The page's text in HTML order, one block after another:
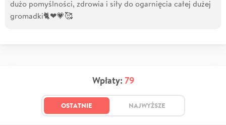
dużo pomyślności, zdrowia i siły do ogarnięcia całej dużej
gromadki🐈❤💗🥰
Wpłaty: 79
OSTATNIE NAJWYŻSZE